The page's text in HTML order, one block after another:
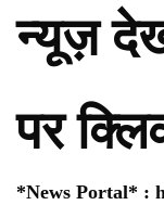
न्यूज़
पर
*News Portal* :